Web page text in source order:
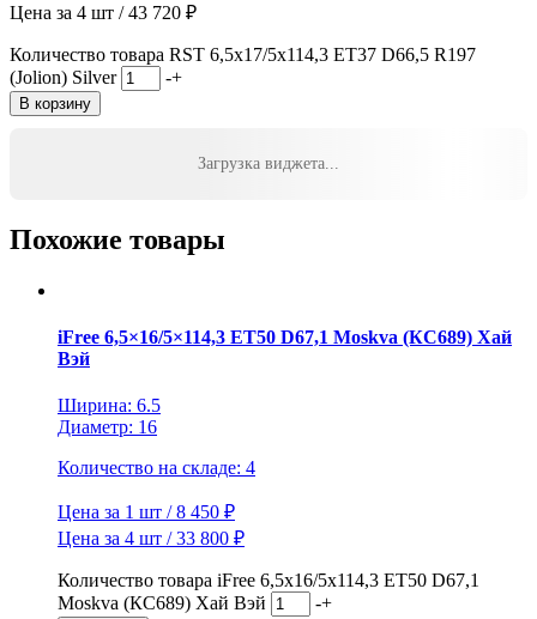
Цена за 4 шт / 43 720 ₽
Количество товара RST 6,5x17/5x114,3 ET37 D66,5 R197
(Jolion) Silver
-+
В корзину
Загрузка виджета...
Похожие товары
iFree 6,5×16/5×114,3 ET50 D67,1 Moskva (КС689) Хай
Вэй
Ширина: 6.5
Диаметр: 16
Количество на складе: 4
Цена за 1 шт / 8 450 ₽
Цена за 4 шт / 33 800 ₽
Количество товара iFree 6,5x16/5x114,3 ET50 D67,1
Moskva (КС689) Хай Вэй
-+